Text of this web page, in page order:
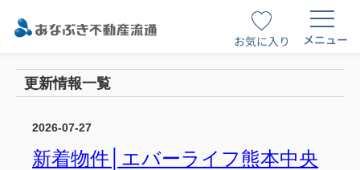
お気に入り メニュー
更新情報一覧
2026-07-27
新着物件│エバーライフ熊本中央